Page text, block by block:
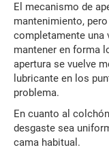
El mecanismo de
mantenimiento,
completamente una
mantener en forma
apertura se vuelve
lubricante en los
problema.
En cuanto al
desgaste sea
cama habitual.